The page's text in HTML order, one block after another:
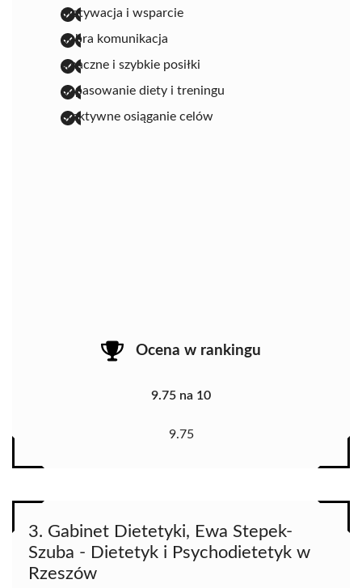
motywacja i wsparcie
dobra komunikacja
smaczne i szybkie posiłki
dopasowanie diety i treningu
efektywne osiąganie celów
Ocena w rankingu
9.75 na 10
9.75
3. Gabinet Dietetyki, Ewa Stepek-
Szuba - Dietetyk i Psychodietetyk w
Rzeszów